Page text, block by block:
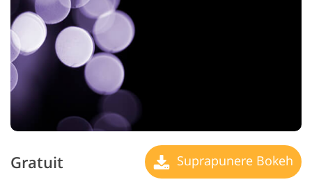
Gratuit Suprapunere Bokeh